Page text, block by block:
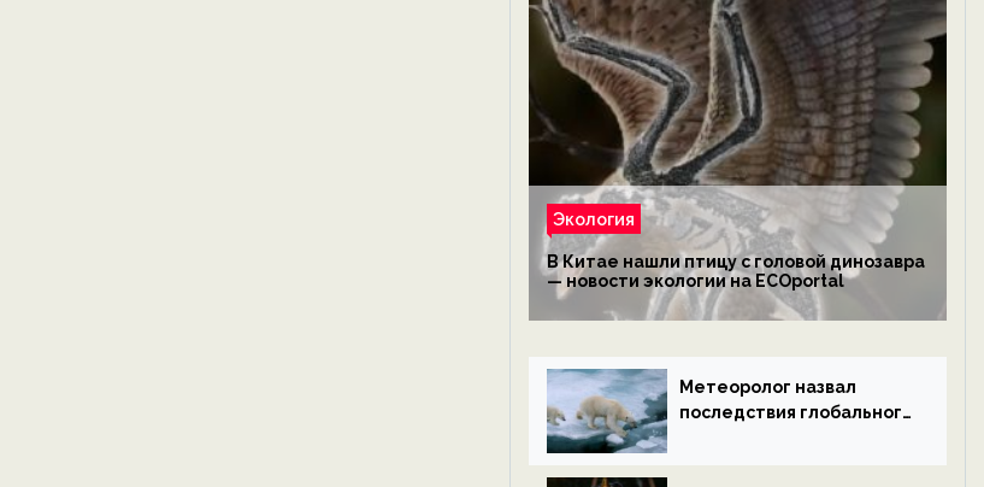
Экология
В Китае нашли птицу с головой динозавра
— новости экологии на ECOportal
Метеоролог назвал
последствия глобального